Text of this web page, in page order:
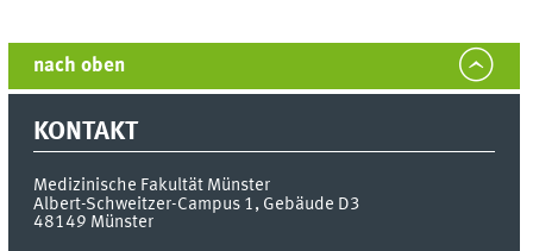
nach oben
KONTAKT
Medizinische Fakultät Münster
Albert-Schweitzer-Campus 1, Gebäude D3
48149 Münster